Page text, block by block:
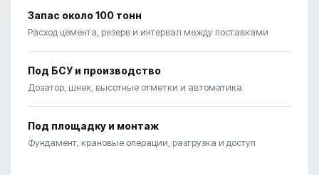
Запас около 100 тонн
Расход цемента, резерв и интервал между поставками
Под БСУ и производство
Дозатор, шнек, высотные отметки и автоматика
Под площадку и монтаж
Фундамент, крановые операции, разгрузка и доступ